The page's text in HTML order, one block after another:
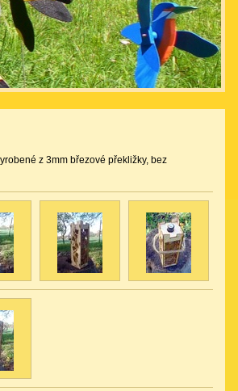
z 3mm březové překližky, bez